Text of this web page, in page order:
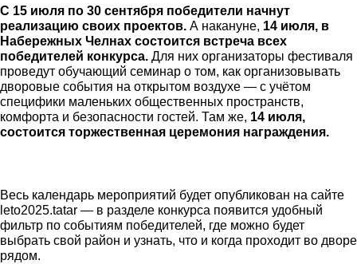
С 15 июля по 30 сентября победители начнут
реализацию своих проектов. А накануне, 14 июля, в
Набережных Челнах состоится встреча всех
победителей конкурса. Для них организаторы фестиваля
проведут обучающий семинар о том, как организовывать
дворовые события на открытом воздухе — с учётом
специфики маленьких общественных пространств,
комфорта и безопасности гостей. Там же, 14 июля,
состоится торжественная церемония награждения.
Весь календарь мероприятий будет опубликован на сайте
leto2025.tatar — в разделе конкурса появится удобный
фильтр по событиям победителей, где можно будет
выбрать свой район и узнать, что и когда проходит во дворе
рядом.